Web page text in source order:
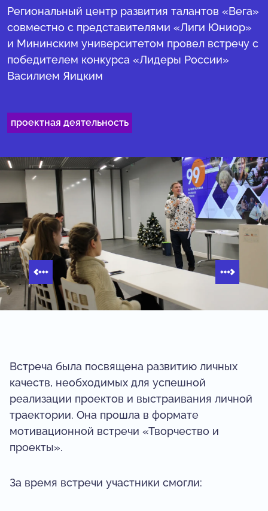
Региональный центр развития талантов «Вега»
совместно с представителями «Лиги Юниор»
и Мининским университетом провел встречу с
победителем конкурса «Лидеры России»
Василием Яицким
проектная деятельность
Встреча была посвящена развитию личных
качеств, необходимых для успешной
реализации проектов и выстраивания личной
траектории. Она прошла в формате
мотивационной встречи «Творчество и
проекты».
За время встречи участники смогли: